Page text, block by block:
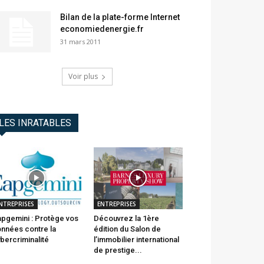
Bilan de la plate-forme Internet
economiedenergie.fr
31 mars 2011
Voir plus
LES INRATABLES
: Protège vos
contre la
ENTREPRISES
Découvrez la 1ère
édition du Salon de
l’immobilier international
de prestige...